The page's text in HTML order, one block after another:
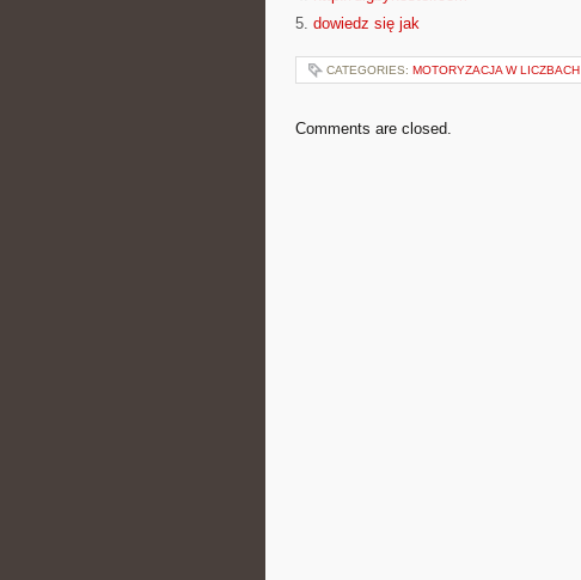
5. dowiedz się jak
CATEGORIES: MOTORYZACJA W LICZBACH
Comments are closed.